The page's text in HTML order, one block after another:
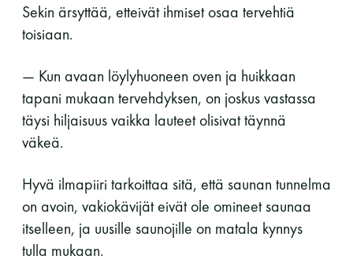
Sekin ärsyttää, etteivät ihmiset osaa tervehtiä
toisiaan.
— Kun avaan löylyhuoneen oven ja huikkaan
tapani mukaan tervehdyksen, on joskus vastassa
täysi hiljaisuus vaikka lauteet olisivat täynnä
väkeä.
Hyvä ilmapiiri tarkoittaa sitä, että saunan tunnelma
on avoin, vakiokävijät eivät ole omineet saunaa
itselleen, ja uusille saunojille on matala kynnys
tulla mukaan.